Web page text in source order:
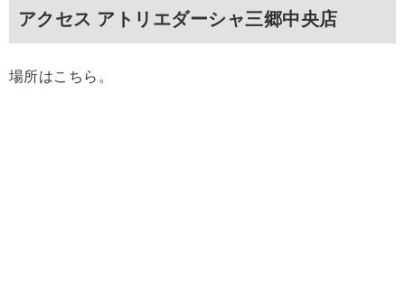
アクセス アトリエダーシャ三郷中央店
場所はこちら。